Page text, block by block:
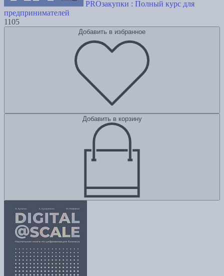
PROзакупки : Полный курс для
предпринимателей
1105
Добавить в избранное
Добавить в корзину